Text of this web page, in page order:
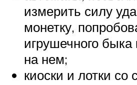
измерить силу
монетку,
игрушечного быка
на нем;
киоски и лотки со